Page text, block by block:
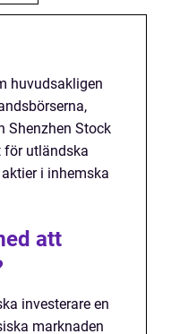
huvudsakligen
Shenzhen Stock
för utländska
i inhemska
att
investerare en
marknaden